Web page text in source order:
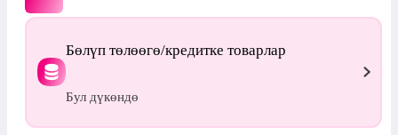
Бөлүп төлөөгө/кредитке товарлар
Бул дүкөндө